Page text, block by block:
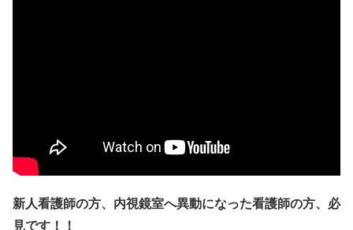
新人看護師の方、内視鏡室へ異動になった看護師の方、必
見です！！